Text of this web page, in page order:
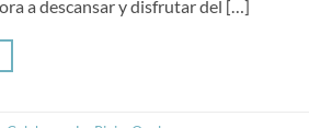
a descansar y disfrutar del […]